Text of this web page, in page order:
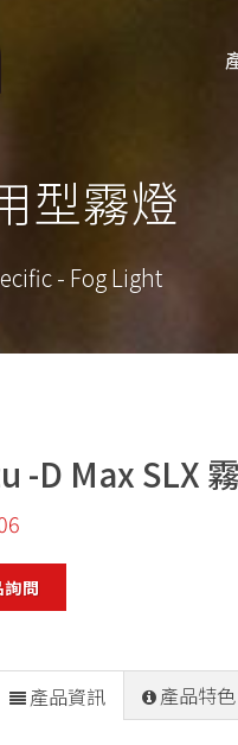
型霧燈
- Fog Light
-D Max SLX
詢問
產品資訊 產品特色